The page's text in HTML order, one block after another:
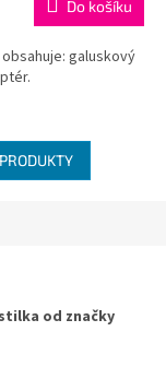
Do košíku
galuskový
od značky